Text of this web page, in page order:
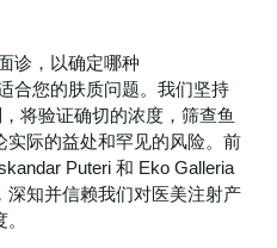
诊，以确定哪种
合您的肤质问题。我们坚持
将验证确切的浓度，筛查鱼
际的益处和罕见的风险。前
Puteri 和 Eko Galleria
深知并信赖我们对医美注射产